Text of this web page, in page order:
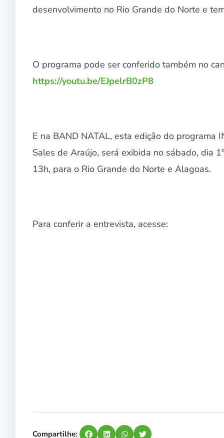
desenvolvimento no Rio Grande do Norte e
O programa pode ser conferido também no
https://youtu.be/EJpelrB0zP8
E na BAND NATAL, esta edição do programa
Sales de Araújo, será exibida no sábado, dia
13h, para o Rio Grande do Norte e Alagoas.
Para conferir a entrevista, acesse:
Compartilhe: